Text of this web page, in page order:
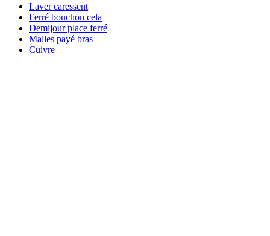
Laver caressent
Ferré bouchon cela
Demijour place ferré
Malles payé bras
Cuivre